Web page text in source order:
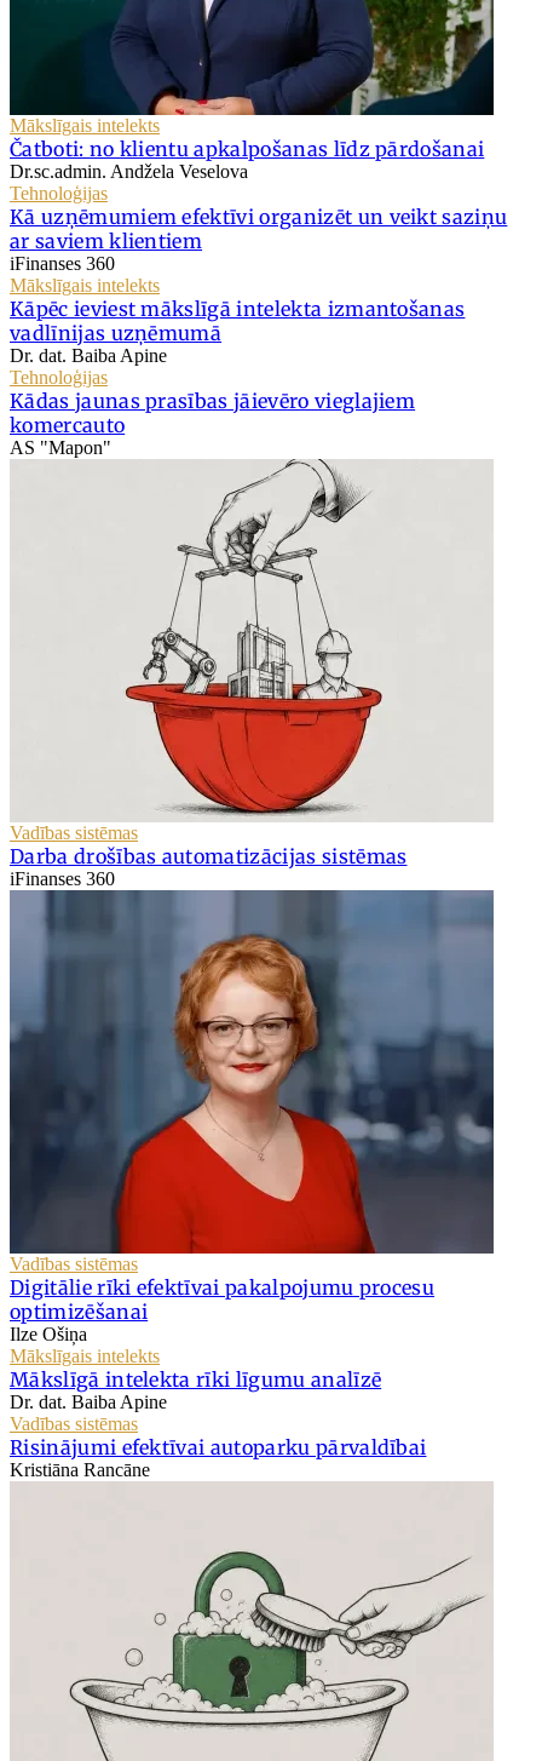
Mākslīgais intelekts
Čatboti: no klientu apkalpošanas līdz pārdošanai
Dr.sc.admin. Andžela Veselova
Tehnoloģijas
Kā uzņēmumiem efektīvi organizēt un veikt saziņu
ar saviem klientiem
iFinanses 360
Mākslīgais intelekts
Kāpēc ieviest mākslīgā intelekta izmantošanas
vadlīnijas uzņēmumā
Dr. dat. Baiba Apine
Tehnoloģijas
Kādas jaunas prasības jāievēro vieglajiem
komercauto
AS "Mapon"
Vadības sistēmas
Darba drošības automatizācijas sistēmas
iFinanses 360
Vadības sistēmas
Digitālie rīki efektīvai pakalpojumu procesu
optimizēšanai
Ilze Ošiņa
Mākslīgais intelekts
Mākslīgā intelekta rīki līgumu analīzē
Dr. dat. Baiba Apine
Vadības sistēmas
Risinājumi efektīvai autoparku pārvaldībai
Kristiāna Rancāne